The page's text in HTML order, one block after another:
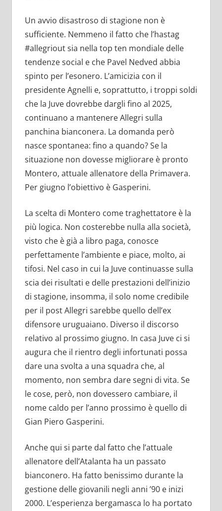
Un avvio disastroso di stagione non è
sufficiente. Nemmeno il fatto che l’hastag
#allegriout sia nella top ten mondiale delle
tendenze social e che Pavel Nedved abbia
spinto per l’esonero. L’amicizia con il
presidente Agnelli e, soprattutto, i troppi soldi
che la Juve dovrebbe dargli fino al 2025,
continuano a mantenere Allegri sulla
panchina bianconera. La domanda però
nasce spontanea: fino a quando? Se la
situazione non dovesse migliorare è pronto
Montero, attuale allenatore della Primavera.
Per giugno l’obiettivo è Gasperini.
La scelta di Montero come traghettatore è la
più logica. Non costerebbe nulla alla società,
visto che è già a libro paga, conosce
perfettamente l’ambiente e piace, molto, ai
tifosi. Nel caso in cui la Juve continuasse sulla
scia dei risultati e delle prestazioni dell’inizio
di stagione, insomma, il solo nome credibile
per il post Allegri sarebbe quello dell’ex
difensore uruguaiano. Diverso il discorso
relativo al prossimo giugno. In casa Juve ci si
augura che il rientro degli infortunati possa
dare una svolta a una squadra che, al
momento, non sembra dare segni di vita. Se
le cose, però, non dovessero cambiare, il
nome caldo per l’anno prossimo è quello di
Gian Piero Gasperini.
Anche qui si parte dal fatto che l’attuale
allenatore dell’Atalanta ha un passato
bianconero. Ha fatto benissimo durante la
gestione delle giovanili negli anni ’90 e inizi
2000. L’esperienza bergamasca lo ha portato